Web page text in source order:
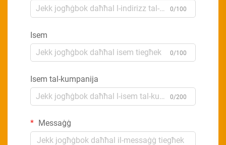
0/100
Isem
0/100
Isem tal-kumpanija
0/200
Messaġġ